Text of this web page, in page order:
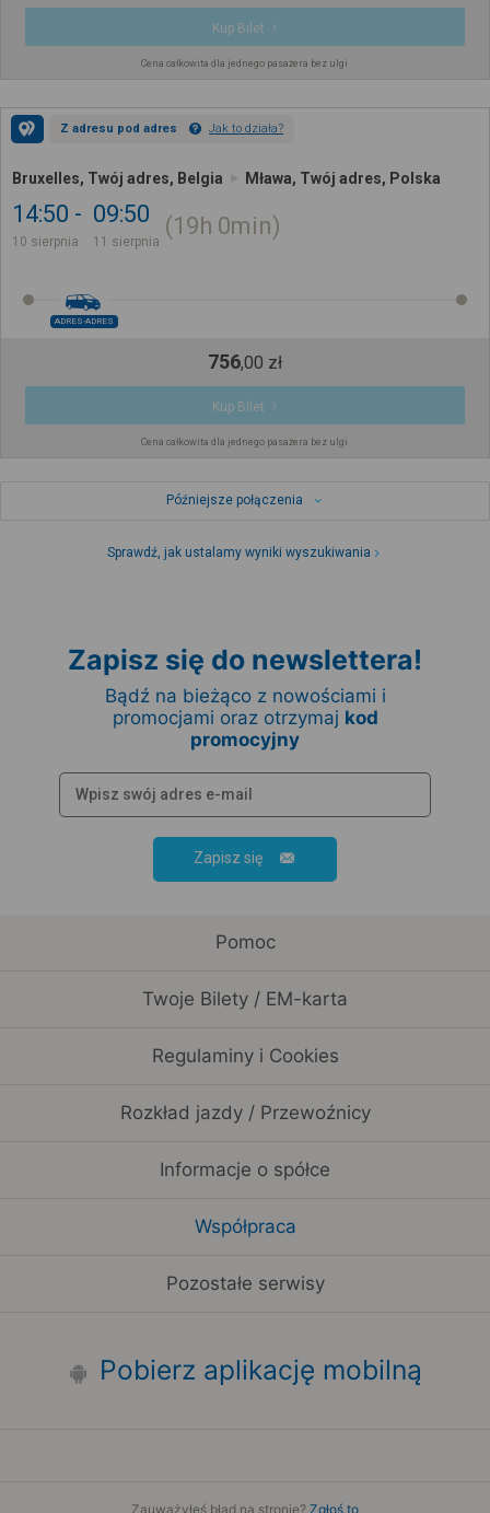
Kup Bilet
Cena całkowita dla jednego pasażera bez ulgi
Z adresu pod adres Jak to działa?
Bruxelles, Twój adres, Belgia Mława, Twój adres, Polska
14:50
10 sierpnia
09:50
11 sierpnia
19h 0min
ADRES-ADRES
756,00 zł
Kup Bilet
Cena całkowita dla jednego pasażera bez ulgi
Późniejsze połączenia
Sprawdź, jak ustalamy wyniki wyszukiwania
Zapisz się do newslettera!
Bądź na bieżąco z nowościami i
promocjami oraz otrzymaj kod
promocyjny
Zapisz się
Pomoc
Twoje Bilety / EM-karta
Regulaminy i Cookies
Rozkład jazdy / Przewoźnicy
Informacje o spółce
Współpraca
Pozostałe serwisy
Pobierz aplikację mobilną
Zauważyłeś błąd na stronie? Zgłoś to